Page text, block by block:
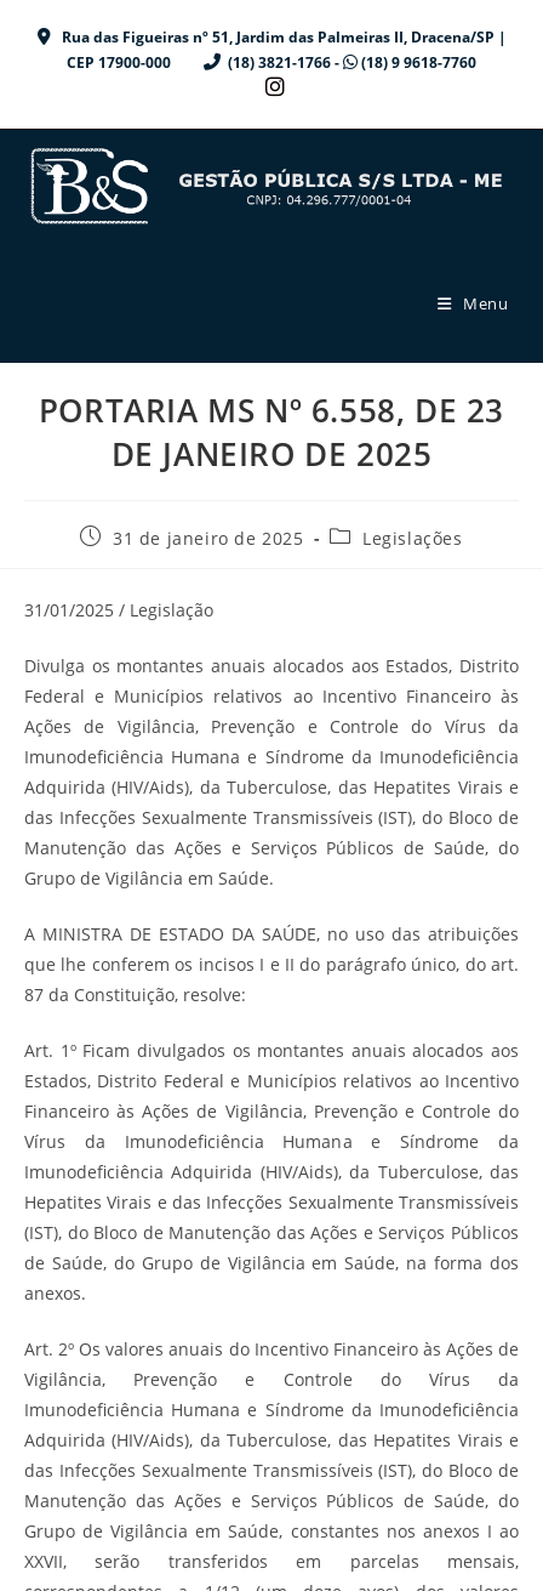
Rua das Figueiras nº 51, Jardim das Palmeiras II, Dracena/SP |
CEP 17900-000
(18) 3821-1766 - (18) 9 9618-7760
Menu
PORTARIA MS Nº 6.558, DE 23
DE JANEIRO DE 2025
Post31 de janeiro de 2025
Categoria
Legislações
31/01/2025 / Legislação
Divulga os montantes anuais alocados aos Estados, Distrito
Federal e Municípios relativos ao Incentivo Financeiro às
Ações de Vigilância, Prevenção e Controle do Vírus da
Imunodeficiência Humana e Síndrome da Imunodeficiência
Adquirida (HIV/Aids), da Tuberculose, das Hepatites Virais e
das Infecções Sexualmente Transmissíveis (IST), do Bloco de
Manutenção das Ações e Serviços Públicos de Saúde, do
Grupo de Vigilância em Saúde.
A MINISTRA DE ESTADO DA SAÚDE, no uso das atribuições
que lhe conferem os incisos I e II do parágrafo único, do art.
87 da Constituição, resolve:
Art. 1º Ficam divulgados os montantes anuais alocados aos
Estados, Distrito Federal e Municípios relativos ao Incentivo
Financeiro às Ações de Vigilância, Prevenção e Controle do
Vírus da Imunodeficiência Humana e Síndrome da
Imunodeficiência Adquirida (HIV/Aids), da Tuberculose, das
Hepatites Virais e das Infecções Sexualmente Transmissíveis
(IST), do Bloco de Manutenção das Ações e Serviços Públicos
de Saúde, do Grupo de Vigilância em Saúde, na forma dos
anexos.
Art. 2º Os valores anuais do Incentivo Financeiro às Ações de
Vigilância, Prevenção e Controle do Vírus da
Imunodeficiência Humana e Síndrome da Imunodeficiência
Adquirida (HIV/Aids), da Tuberculose, das Hepatites Virais e
das Infecções Sexualmente Transmissíveis (IST), do Bloco de
Manutenção das Ações e Serviços Públicos de Saúde, do
Grupo de Vigilância em Saúde, constantes nos anexos I ao
XXVII, serão transferidos em parcelas mensais,